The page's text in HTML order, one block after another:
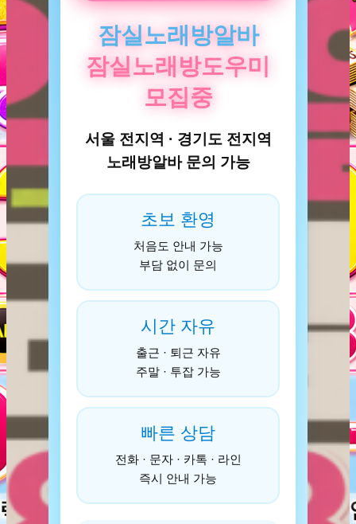
잠실노래방알바
잠실노래방도우미
모집중
서울 전지역 · 경기도 전지역
노래방알바 문의 가능
초보 환영
처음도 안내 가능
부담 없이 문의
시간 자유
출근 · 퇴근 자유
주말 · 투잡 가능
빠른 상담
전화 · 문자 · 카톡 · 라인
즉시 안내 가능